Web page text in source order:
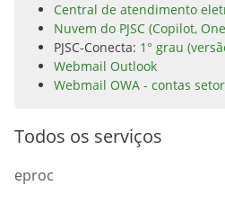
Central de atendimento
Nuvem do PJSC (Copilot,
PJSC-Conecta: 1° grau
Webmail Outlook
Webmail OWA - contas
Todos os serviços
eproc